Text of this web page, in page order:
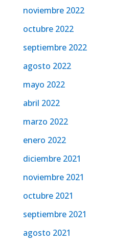
noviembre 2022
octubre 2022
septiembre 2022
agosto 2022
mayo 2022
abril 2022
marzo 2022
enero 2022
diciembre 2021
noviembre 2021
octubre 2021
septiembre 2021
agosto 2021